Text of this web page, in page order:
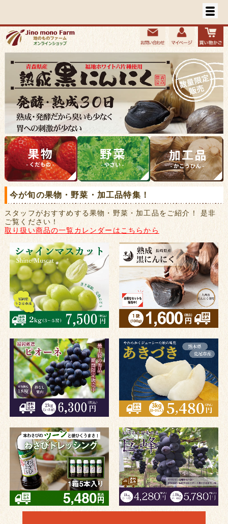
今が旬の果物・野菜・加工品特集！
スタッフがおすすめする果物・野菜・加工品をご紹介！ 是非
ご覧ください！
取り扱い商品の一覧カレンダーはこちらから